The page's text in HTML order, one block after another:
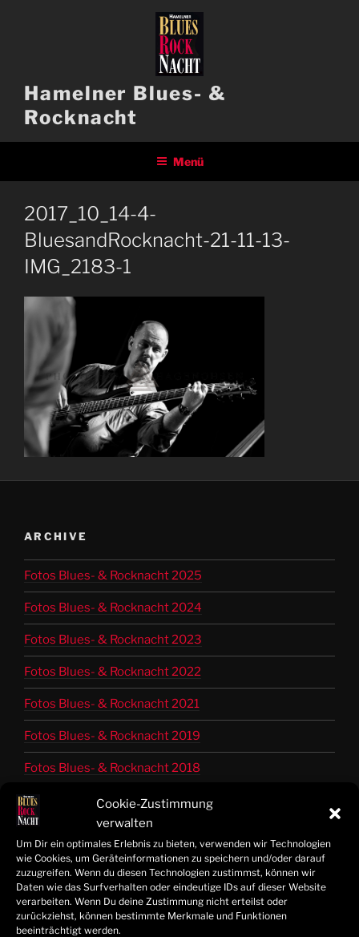
Cookie-Zustimmung
verwalten
Um Dir ein optimales Erlebnis zu bieten, verwenden wir Technologien
wie Cookies, um Geräteinformationen zu speichern und/oder darauf
zuzugreifen. Wenn du diesen Technologien zustimmst, können wir
Daten wie das Surfverhalten oder eindeutige IDs auf dieser Website
verarbeiten. Wenn Du deine Zustimmung nicht erteilst oder
zurückziehst, können bestimmte Merkmale und Funktionen
beeinträchtigt werden.
Hamelner Blues- &
Rocknacht
Menü
2017_10_14-4-
BluesandRocknacht-21-11-13-
IMG_2183-1
ARCHIVE
Fotos Blues- & Rocknacht 2025
Fotos Blues- & Rocknacht 2024
Fotos Blues- & Rocknacht 2023
Fotos Blues- & Rocknacht 2022
Fotos Blues- & Rocknacht 2021
Fotos Blues- & Rocknacht 2019
Fotos Blues- & Rocknacht 2018
Fotos Blues- & Rocknacht 2017
Fotos Blues- & Rocknacht 2016
Fotos Blues- & Rocknacht 2015
Fotos Blues- & Rocknacht 2014
Bandinfos 2014 bis 2025